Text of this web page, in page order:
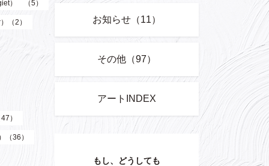
） （5）
（2）
）
（36）
お知らせ（11）
その他（97）
アートINDEX
もし、どうしても